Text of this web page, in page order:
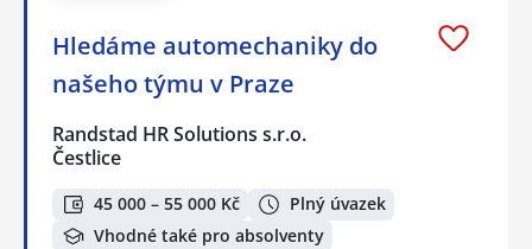
Hledáme automechaniky do
našeho týmu v Praze
Randstad HR Solutions s.r.o.
Čestlice
45 000 – 55 000 Kč
Plný úvazek
Vhodné také pro absolventy